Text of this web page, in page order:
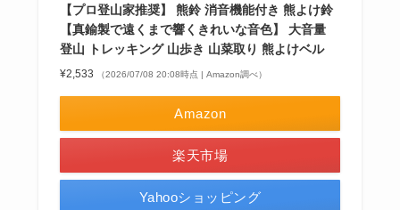
【プロ登山家推奨】 熊鈴 消音機能付き 熊よけ鈴
【真鍮製で遠くまで響くきれいな音色】 大音量
登山 トレッキング 山歩き 山菜取り 熊よけベル
¥2,533 （2026/07/08 20:08時点 | Amazon調べ）
Amazon
楽天市場
Yahooショッピング